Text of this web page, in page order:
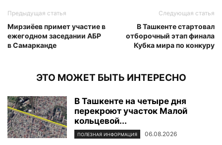
Предыдущая статья
Мирзиёев примет участие в
ежегодном заседании АБР
в Самарканде
Следующая статья
В Ташкенте стартовал
отборочный этап финала
Кубка мира по конкуру
ЭТО МОЖЕТ БЫТЬ ИНТЕРЕСНО
В Ташкенте на четыре дня
перекроют участок Малой
кольцевой...
ПОЛЕЗНАЯ ИНФОРМАЦИЯ 06.08.2026